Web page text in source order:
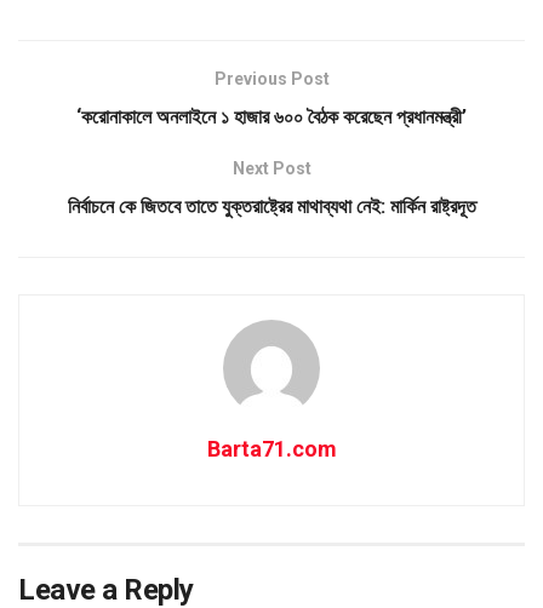
Previous Post
‘করোনাকালে অনলাইনে ১ হাজার ৬০০ বৈঠক করেছেন প্রধানমন্ত্রী’
Next Post
নির্বাচনে কে জিতবে তাতে যুক্তরাষ্ট্রের মাথাব্যথা নেই: মার্কিন রাষ্ট্রদূত
Barta71.com
Leave a Reply